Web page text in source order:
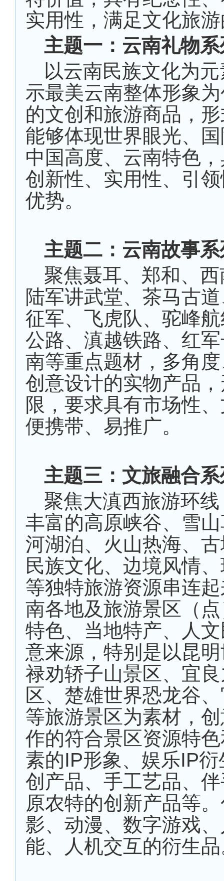
实用性，满足文化旅
主题一：云南礼物
以云南民族文化为
示最美云南整体形象
的文创和旅游商品，
能够体现世界眼光、
中国高度、云南特色
创新性、实用性、引
优势。
主题二：云南故事
聚焦聂耳、郑和、
陆军讲武堂、茶马古
征军、飞虎队、驼峰
公路、滇越铁路、红
南等重点题材，多角
创意设计的实物产品
限，要求具有市场性
便携带、易推广。
主题三：文旅融合
聚焦大滇西旅游环
丰富的高原峡谷、雪
河湖泊、火山热海、
民族文化、边境风情
等独特旅游资源串连
南各地及旅游景区（
特色、当地特产、人
意来源，特别是以昆
禄劝轿子山景区、宜
区、楚雄世界恐龙谷
等旅游景区为素材，
作的符合景区资源特
素的IP形象、娱乐IP衍
创产品、手工艺品、
原农特的创新产品等
影、动漫、数字游戏
能、人机交互的衍生